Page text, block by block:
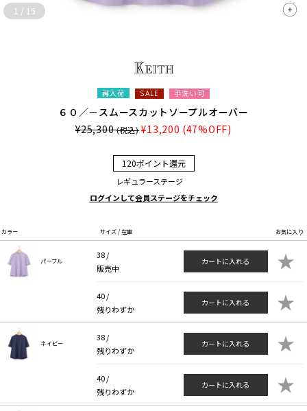
1 / 15
再入荷 SALE 手洗い可
６０／－スムースカットソープルオーバー
¥25,300(税込) ¥13,200 (47%OFF)
120ポイント還元
レギュラーステージ
ログインして会員ステージをチェック
カラー サイズ / 在庫 お気に入り
パープル
38 /
販売中
カートに入れる ★
40 /
残りわずか
カートに入れる ★
ネイビー
38 /
残りわずか
カートに入れる ★
40 /
残りわずか
カートに入れる ★